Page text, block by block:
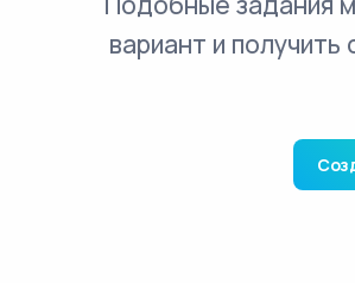
вариант и